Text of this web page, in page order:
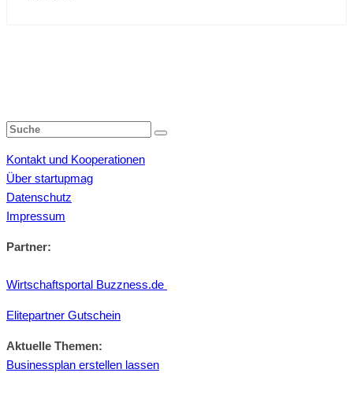
Kontakt und Kooperationen
Über startupmag
Datenschutz
Impressum
Partner:
Wirtschaftsportal Buzzness.de
Elitepartner Gutschein
Aktuelle Themen:
Businessplan erstellen lassen